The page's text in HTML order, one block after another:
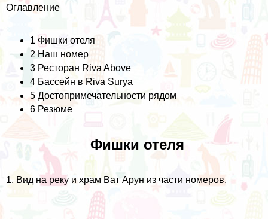
Оглавление
1 Фишки отеля
2 Наш номер
3 Ресторан Riva Above
4 Бассейн в Riva Surya
5 Достопримечательности рядом
6 Резюме
Фишки отеля
1. Вид на реку и храм Ват Арун из части номеров.